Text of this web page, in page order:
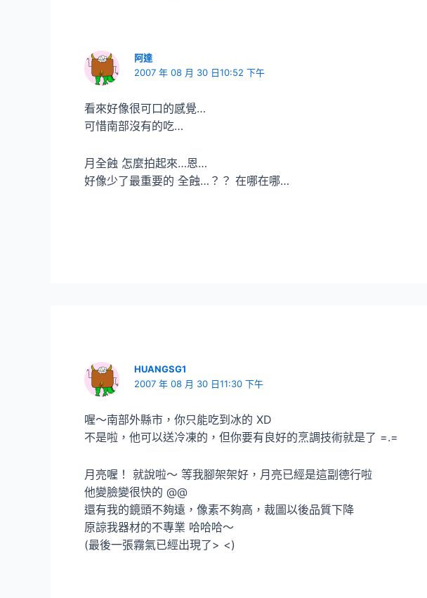
阿達
2007 年 08 月 30 日10:52 下午
看來好像很可口的感覺…
可惜南部沒有的吃…
月全蝕 怎麼拍起來…恩…
好像少了最重要的 全蝕…？？ 在哪在哪…
HUANGSG1
2007 年 08 月 30 日11:30 下午
喔～南部外縣市，你只能吃到冰的 XD
不是啦，他可以送冷凍的，但你要有良好的烹調技術就是了 =.=
月亮喔！ 就說啦～ 等我腳架架好，月亮已經是這副德行啦
他變臉變很快的 @@
還有我的鏡頭不夠遠，像素不夠高，裁圖以後品質下降
原諒我器材的不專業 哈哈哈～
(最後一張霧氣已經出現了> <)